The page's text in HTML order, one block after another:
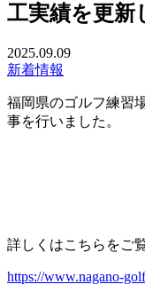
工実績を更新
2025.09.09
新着情報
福岡県のゴルフ練習
事を行いました。
詳しくはこちらをご
https://www.nagano-